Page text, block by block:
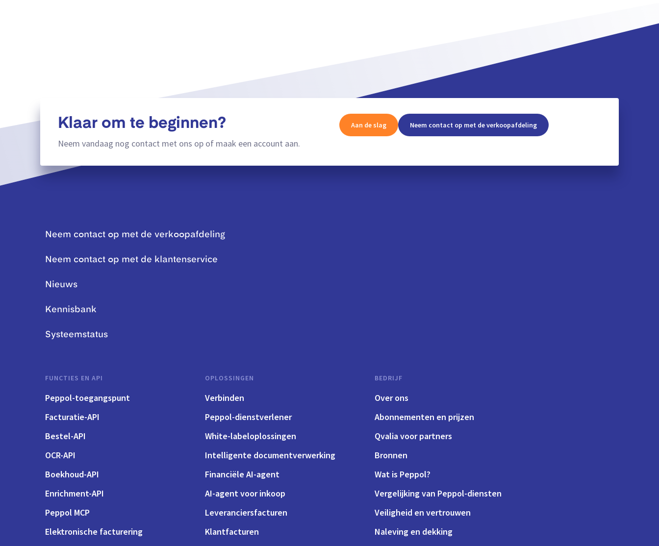
Klaar om te beginnen?
Neem vandaag nog contact met ons op of maak een account aan.
Aan de slag Neem contact op met de verkoopafdeling
Neem contact op met de verkoopafdeling
Neem contact op met de klantenservice
Nieuws
Kennisbank
Systeemstatus
FUNCTIES EN API
Peppol-toegangspunt
Facturatie-API
Bestel-API
OCR-API
Boekhoud-API
Enrichment-API
Peppol MCP
Elektronische facturering
OPLOSSINGEN
Verbinden
Peppol-dienstverlener
White-labeloplossingen
Intelligente documentverwerking
Financiële AI-agent
AI-agent voor inkoop
Leveranciersfacturen
Klantfacturen
BEDRIJF
Over ons
Abonnementen en prijzen
Qvalia voor partners
Bronnen
Wat is Peppol?
Vergelijking van Peppol-diensten
Veiligheid en vertrouwen
Naleving en dekking